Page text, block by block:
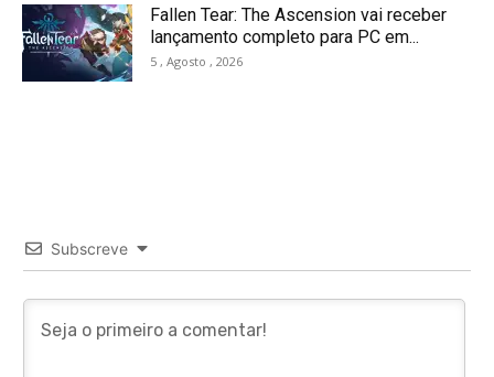
Fallen Tear: The Ascension vai receber
lançamento completo para PC em...
5 , Agosto , 2026
Subscreve